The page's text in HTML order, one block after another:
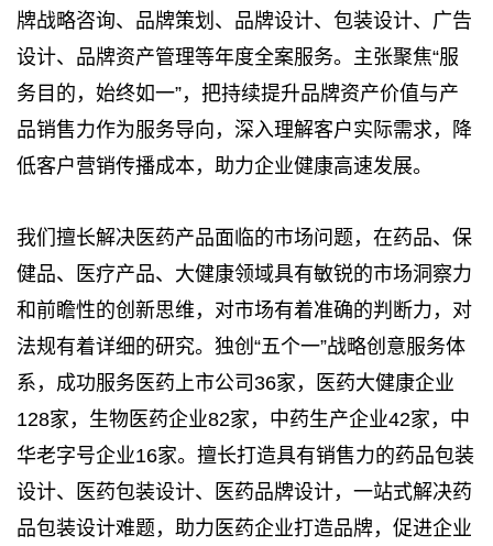
牌战略咨询、品牌策划、品牌设计、包装设计、广告
设计、品牌资产管理等年度全案服务。主张聚焦“服
务目的，始终如一”，把持续提升品牌资产价值与产
品销售力作为服务导向，深入理解客户实际需求，降
低客户营销传播成本，助力企业健康高速发展。
我们擅长解决医药产品面临的市场问题，在药品、保
健品、医疗产品、大健康领域具有敏锐的市场洞察力
和前瞻性的创新思维，对市场有着准确的判断力，对
法规有着详细的研究。独创“五个一”战略创意服务体
系，成功服务医药上市公司36家，医药大健康企业
128家，生物医药企业82家，中药生产企业42家，中
华老字号企业16家。擅长打造具有销售力的药品包装
设计、医药包装设计、医药品牌设计，一站式解决药
品包装设计难题，助力医药企业打造品牌，促进企业